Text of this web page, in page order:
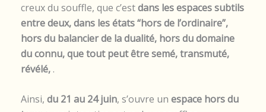
creux du souffle, que c’estdans les espaces subtils
entre deux, dans les états “hors de l’ordinaire”,
hors du balancier de la dualité, hors du domaine
du connu, que tout peut être semé, transmuté,
révélé, .
Ainsi, du 21 au 24 juin, s’ouvre un espace hors du